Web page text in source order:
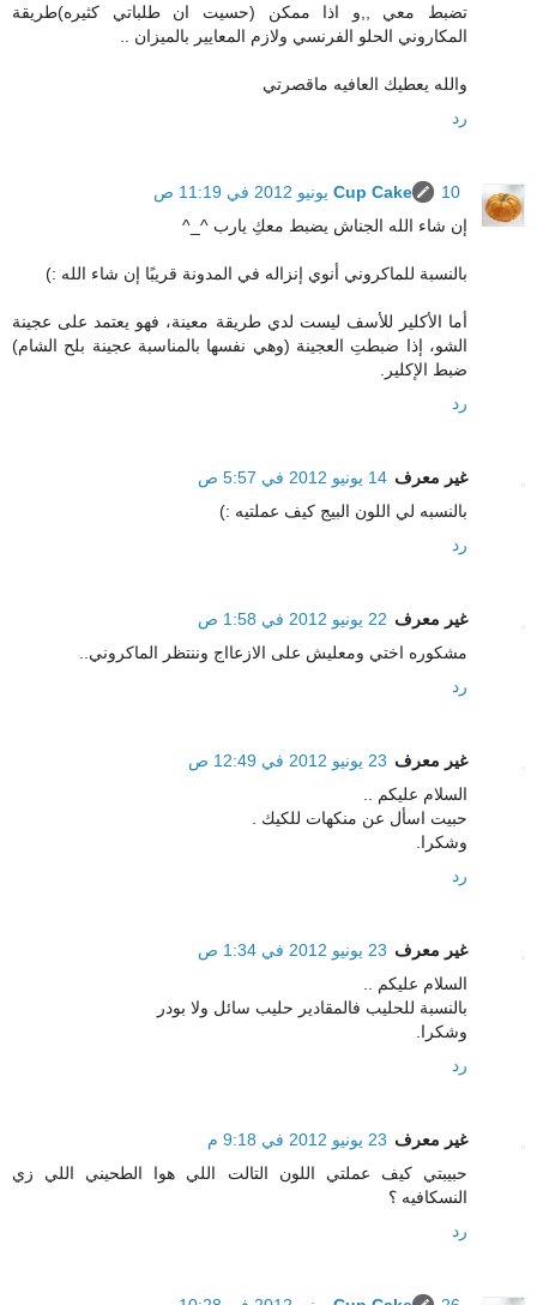
تضبط معي ,,و اذا ممكن (حسيت ان طلباتي كثيره)طريقة
المكاروني الحلو الفرنسي ولازم المعايير بالميزان ..
والله يعطيك العافيه ماقصرتي
رد
Cup Cake
10 يونيو 2012 في 11:19 ص
إن شاء الله الجناش يضبط معكِ يارب ^_^
بالنسبة للماكروني أنوي إنزاله في المدونة قريبًا إن شاء الله :)
أما الأكلير للأسف ليست لدي طريقة معينة، فهو يعتمد على عجينة
الشو، إذا ضبطتِ العجينة (وهي نفسها بالمناسبة عجينة بلح الشام)
ضبط الإكلير.
رد
غير معرف 14 يونيو 2012 في 5:57 ص
بالنسبه لي اللون البيج كيف عملتيه :)
رد
غير معرف 22 يونيو 2012 في 1:58 ص
مشكوره اختي ومعليش على الازعااج وننتظر الماكروني..
رد
غير معرف 23 يونيو 2012 في 12:49 ص
السلام عليكم ..
حبيت اسأل عن منكهات للكيك .
وشكرا.
رد
غير معرف 23 يونيو 2012 في 1:34 ص
السلام عليكم ..
بالنسبة للحليب فالمقادير حليب سائل ولا بودر
وشكرا.
رد
غير معرف 23 يونيو 2012 في 9:18 م
حبيبتي كيف عملتي اللون التالت اللي هوا الطحيني اللي زي
النسكافيه ؟
رد